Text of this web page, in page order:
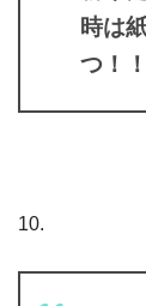
時は
つ！！
10.